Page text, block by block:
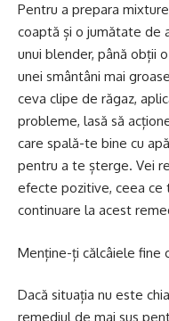
Pentru a prepara
coaptă și o jumătate de
unui blender, până obții
unei smântâni mai
ceva clipe de răgaz,
probleme, lasă să
care spală-te bine cu
pentru a te șterge. Vei
efecte pozitive, ceea ce
continuare la acest
Menține-ți călcâiele fine
Dacă situația nu este
remediul de mai sus